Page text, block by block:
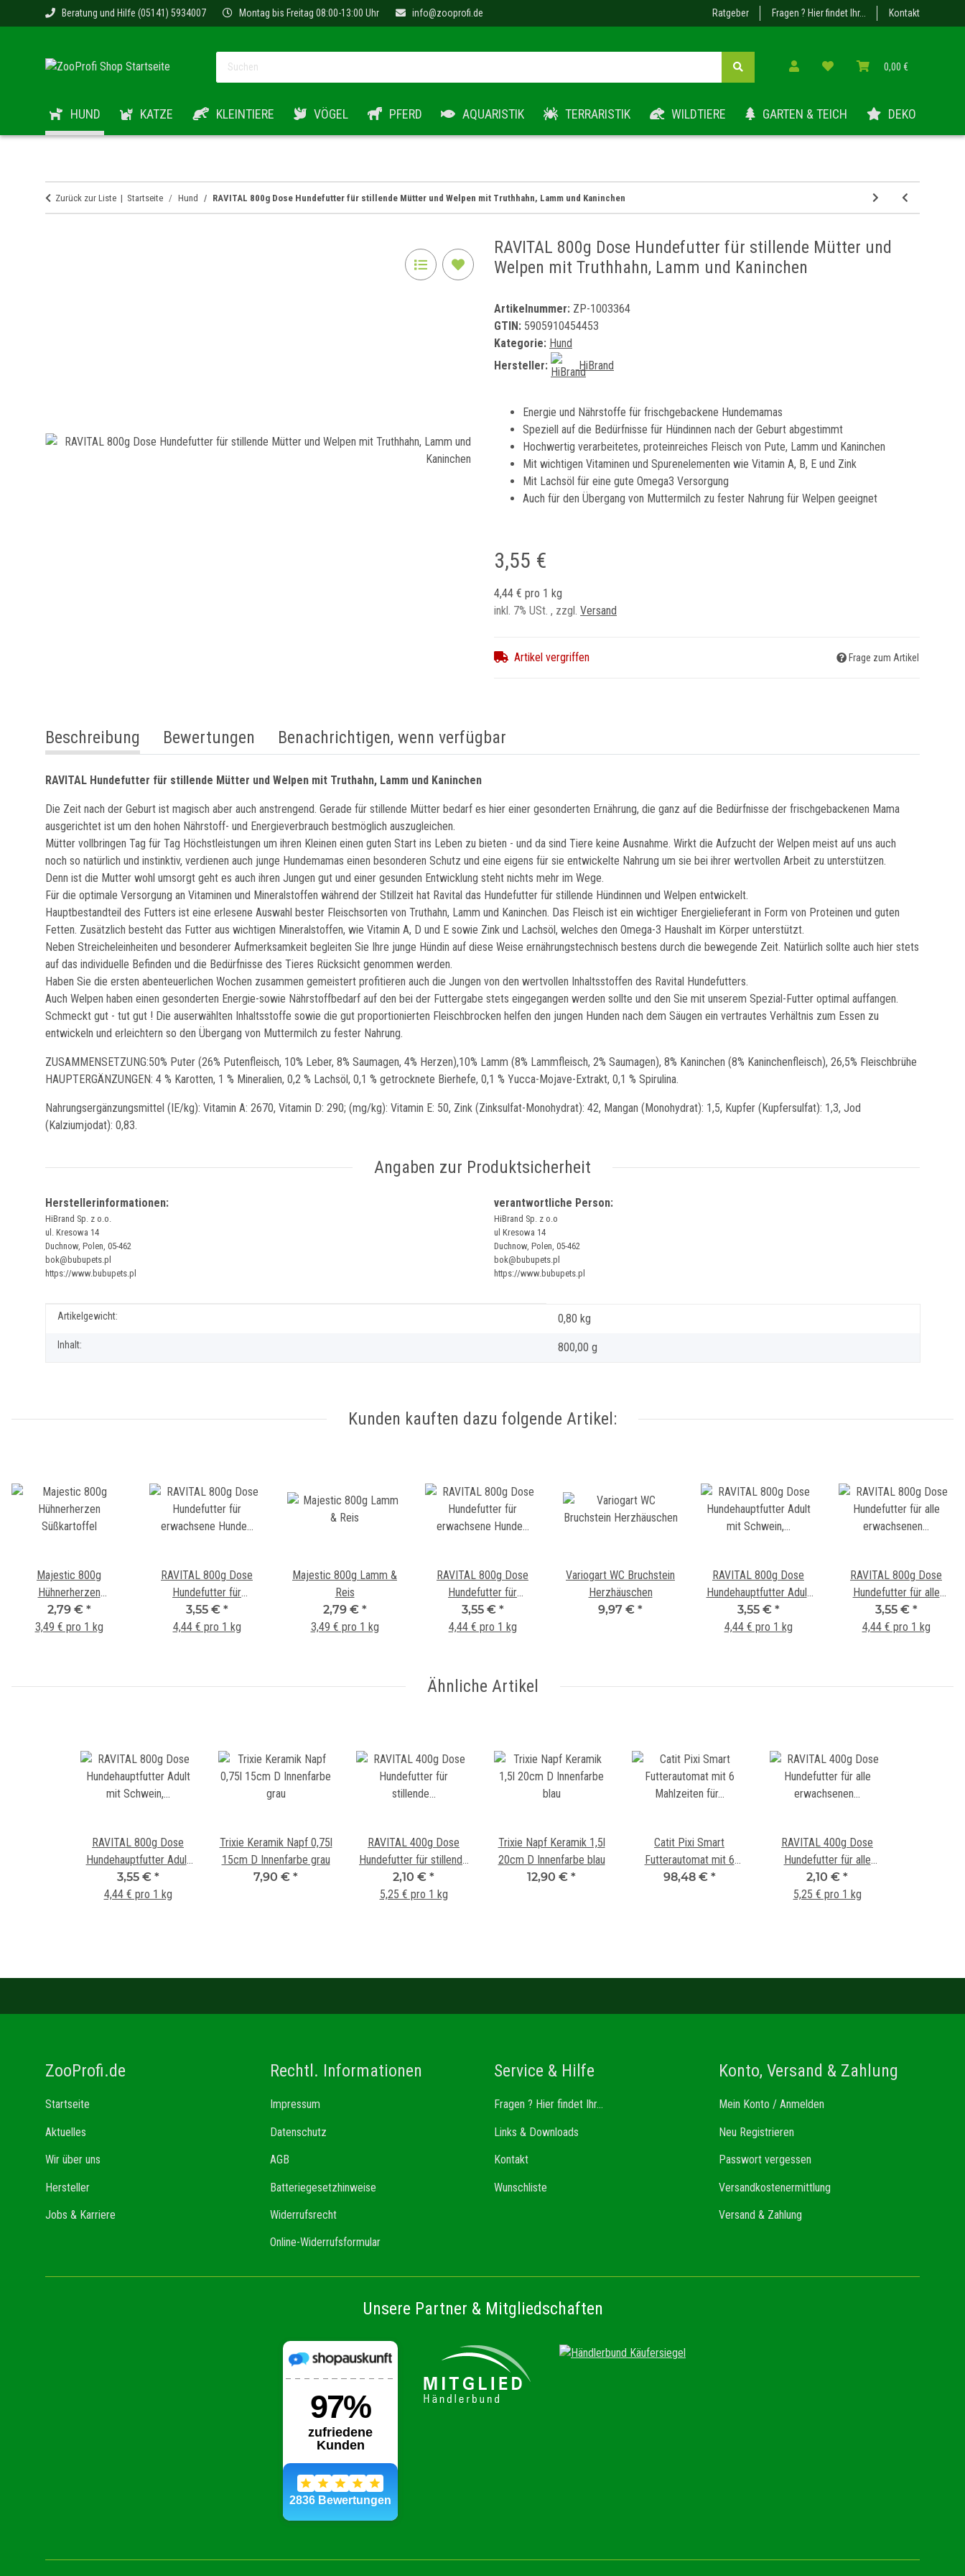
Ratgeber Fragen ? Hier findet Ihr... Kontakt
Beratung und Hilfe (05141) 5934007 Montag bis Freitag 08:00-13:00 Uhr info@zooprofi.de
0,00 €
HUND KATZE KLEINTIERE VÖGEL PFERD AQUARISTIK TERRARISTIK WILDTIERE GARTEN & TEICH DEKO
Zurück zur Liste Startseite Hund RAVITAL 800g Dose Hundefutter für stillende Mütter und Welpen mit Truthhahn, Lamm und Kaninchen
RAVITAL 800g Dose Hundefutter für stillende Mütter und
Welpen mit Truthhahn, Lamm und Kaninchen
Artikelnummer: ZP-1003364
GTIN: 5905910454453
Kategorie: Hund
Hersteller:
HiBrand
Energie und Nährstoffe für frischgebackene Hundemamas
Speziell auf die Bedürfnisse für Hündinnen nach der Geburt abgestimmt
Hochwertig verarbeitetes, proteinreiches Fleisch von Pute, Lamm und Kaninchen
Mit wichtigen Vitaminen und Spurenelementen wie Vitamin A, B, E und Zink
Mit Lachsöl für eine gute Omega3 Versorgung
Auch für den Übergang von Muttermilch zu fester Nahrung für Welpen geeignet
3,55 €
4,44 € pro 1 kg
inkl. 7% USt. , zzgl. Versand
Artikel vergriffen Frage zum Artikel
weitere Registerkarten anzeigen
Beschreibung Bewertungen Benachrichtigen, wenn verfügbar
RAVITAL Hundefutter für stillende Mütter und Welpen mit Truthahn, Lamm und Kaninchen
Die Zeit nach der Geburt ist magisch aber auch anstrengend. Gerade für stillende Mütter bedarf es hier einer gesonderten Ernährung, die ganz auf die Bedürfnisse der frischgebackenen Mama
ausgerichtet ist um den hohen Nährstoff- und Energieverbrauch bestmöglich auszugleichen.
Mütter vollbringen Tag für Tag Höchstleistungen um ihren Kleinen einen guten Start ins Leben zu bieten - und da sind Tiere keine Ausnahme. Wirkt die Aufzucht der Welpen meist auf uns auch
noch so natürlich und instinktiv, verdienen auch junge Hundemamas einen besonderen Schutz und eine eigens für sie entwickelte Nahrung um sie bei ihrer wertvollen Arbeit zu unterstützen.
Denn ist die Mutter wohl umsorgt geht es auch ihren Jungen gut und einer gesunden Entwicklung steht nichts mehr im Wege.
Für die optimale Versorgung an Vitaminen und Mineralstoffen während der Stillzeit hat Ravital das Hundefutter für stillende Hündinnen und Welpen entwickelt.
Hauptbestandteil des Futters ist eine erlesene Auswahl bester Fleischsorten von Truthahn, Lamm und Kaninchen. Das Fleisch ist ein wichtiger Energielieferant in Form von Proteinen und guten
Fetten. Zusätzlich besteht das Futter aus wichtigen Mineralstoffen, wie Vitamin A, D und E sowie Zink und Lachsöl, welches den Omega-3 Haushalt im Körper unterstützt.
Neben Streicheleinheiten und besonderer Aufmerksamkeit begleiten Sie Ihre junge Hündin auf diese Weise ernährungstechnisch bestens durch die bewegende Zeit. Natürlich sollte auch hier stets
auf das individuelle Befinden und die Bedürfnisse des Tieres Rücksicht genommen werden.
Haben Sie die ersten abenteuerlichen Wochen zusammen gemeistert profitieren auch die Jungen von den wertvollen Inhaltsstoffen des Ravital Hundefutters.
Auch Welpen haben einen gesonderten Energie-sowie Nährstoffbedarf auf den bei der Futtergabe stets eingegangen werden sollte und den Sie mit unserem Spezial-Futter optimal auffangen.
Schmeckt gut - tut gut ! Die auserwählten Inhaltsstoffe sowie die gut proportionierten Fleischbrocken helfen den jungen Hunden nach dem Säugen ein vertrautes Verhältnis zum Essen zu
entwickeln und erleichtern so den Übergang von Muttermilch zu fester Nahrung.
ZUSAMMENSETZUNG:50% Puter (26% Putenfleisch, 10% Leber, 8% Saumagen, 4% Herzen),10% Lamm (8% Lammfleisch, 2% Saumagen), 8% Kaninchen (8% Kaninchenfleisch), 26,5% Fleischbrühe
HAUPTERGÄNZUNGEN: 4 % Karotten, 1 % Mineralien, 0,2 % Lachsöl, 0,1 % getrocknete Bierhefe, 0,1 % Yucca-Mojave-Extrakt, 0,1 % Spirulina.
Nahrungsergänzungsmittel (IE/kg): Vitamin A: 2670, Vitamin D: 290; (mg/kg): Vitamin E: 50, Zink (Zinksulfat-Monohydrat): 42, Mangan (Monohydrat): 1,5, Kupfer (Kupfersulfat): 1,3, Jod
(Kalziumjodat): 0,83.
Angaben zur Produktsicherheit
Herstellerinformationen:
HiBrand Sp. z o.o.
ul. Kresowa 14
Duchnow, Polen, 05-462
bok@bubupets.pl
https://www.bubupets.pl
verantwortliche Person:
HiBrand Sp. z o.o
ul Kresowa 14
Duchnow, Polen, 05-462
bok@bubupets.pl
https://www.bubupets.pl
Produkteigenschaft
Wert
Artikelgewicht: 0,80 kg
Inhalt: 800,00 g
Kunden kauften dazu folgende Artikel:
Majestic 800g
Hühnerherzen
Süßkartoffel
2,79 € *
3,49 € pro 1 kg
RAVITAL 800g Dose
Hundefutter für
erwachsene Hunde und
aller Rassen mit Schwein
3,55 € *
4,44 € pro 1 kg
Majestic 800g Lamm &
Reis
2,79 € *
3,49 € pro 1 kg
RAVITAL 800g Dose
Hundefutter für
erwachsene Hunde aller
Rassen mit Schwein und
3,55 € *
4,44 € pro 1 kg
Variogart WC Bruchstein
Herzhäuschen
9,97 € *
RAVITAL 800g Dose
Hundehauptfutter Adult
mit Schwein, Wild und
Reh
3,55 € *
4,44 € pro 1 kg
RAVITAL 800g Dose
Hundefutter für alle
erwachsenen Hunde und
Rassen - Truthhan, Lamm
3,55 € *
4,44 € pro 1 kg
Ähnliche Artikel
RAVITAL 800g Dose
Hundehauptfutter Adult
mit Schwein, Wild und
Reh
3,55 € *
4,44 € pro 1 kg
Trixie Keramik Napf 0,75l
15cm D Innenfarbe grau
7,90 € *
RAVITAL 400g Dose
Hundefutter für stillende
Mütter und Welpen mit
Truthahn Lamm und
2,10 € *
5,25 € pro 1 kg
Trixie Napf Keramik 1,5l
20cm D Innenfarbe blau
12,90 € *
Catit Pixi Smart
Futterautomat mit 6
Mahlzeiten für Na? - und
98,48 € *
RAVITAL 400g Dose
Hundefutter für alle
erwachsenen Hunde
jeder Rasse mit Truthahn
2,10 € *
5,25 € pro 1 kg
ZooProfi.de
Startseite
Aktuelles
Wir über uns
Hersteller
Jobs & Karriere
Rechtl. Informationen
Impressum
Datenschutz
AGB
Batteriegesetzhinweise
Widerrufsrecht
Online-Widerrufsformular
Service & Hilfe
Fragen ? Hier findet Ihr...
Links & Downloads
Kontakt
Wunschliste
Konto, Versand & Zahlung
Mein Konto / Anmelden
Neu Registrieren
Passwort vergessen
Versandkostenermittlung
Versand & Zahlung
Unsere Partner & Mitgliedschaften